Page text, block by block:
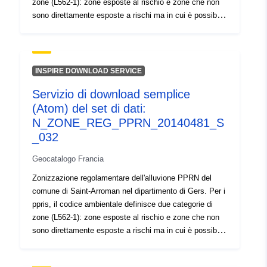
zone (L562-1): zone esposte al rischio e zone che non
sono direttamente esposte a rischi ma in cui è possibile
regolamento applicabile. I regolamenti generalmente
distinguono due tipi di zone: 1- "zone proibite di
pericolo è elevato e la regola generale è il divieto di
costruzione; 2- "zone predisposte", note come "zone
blu", in cui il livello di pericolo è medio e i progetti sono
soggetti a requisiti adeguati al tipo di emissione; 3- aree
non direttamente esposte a rischi, ma in cui costruzioni,
lavori, costruzioni o aziende agricole, agricole, forestali,
artigianali, commerciali o industriali potrebbero
aggravare i rischi o causare nuovi rischi, soggetti a
divieti o requisiti (cfr. articolo L562-1 del codice
dell'ambiente). Quest'ultima categoria si applica solo agli
RPP naturali.
INSPIRE DOWNLOAD SERVICE
Servizio di download semplice
(Atom) del set di dati:
N_ZONE_REG_PPRN_20140481_S
_032
Geocatalogo Francia
Zonizzazione regolamentare dell'alluvione PPRN del
comune di Saint-Arroman nel dipartimento di Gers. Per i
ppris, il codice ambientale definisce due categorie di
zone (L562-1): zone esposte al rischio e zone che non
sono direttamente esposte a rischi ma in cui è possibile